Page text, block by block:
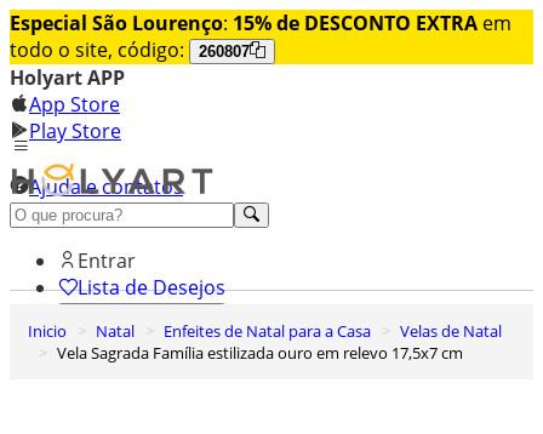
Especial São Lourenço: 15% de DESCONTO EXTRA em
todo o site, código:
260807
Holyart APP
App Store
Play Store
Ajuda e contatos
Conheça premium
Entrar
Lista de Desejos
Carrinho de Compras
Inicio Natal Enfeites de Natal para a Casa
Velas de Natal
Vela Sagrada Família estilizada ouro em relevo 17,5x7 cm